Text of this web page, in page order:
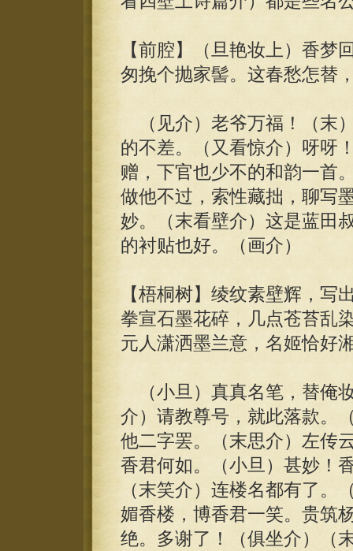
【前腔】（旦艳妆上）香梦
匆挽个抛家髻。这春愁怎替
（见介）老爷万福！（末
的不差。（又看惊介）呀呀
赠，下官也少不的和韵一首
做他不过，索性藏拙，聊写
妙。（末看壁介）这是蓝田
的衬贴也好。（画介）
【梧桐树】绫纹素壁辉，写
拳宣石墨花碎，几点苍苔乱
元人潇洒墨兰意，名姬恰好
（小旦）真真名笔，替俺
介）请教尊号，就此落款。
他二字罢。（末思介）左传
香君何如。（小旦）甚妙！
（末笑介）连楼名都有了。
媚香楼，博香君一笑。贵筑
绝。多谢了！（俱坐介）（